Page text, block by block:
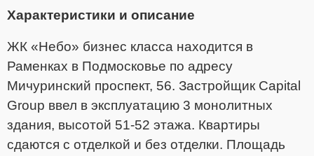
Характеристики и описание
ЖК «Небо» бизнес класса находится в
Раменках в Подмосковье по адресу
Мичуринский проспект, 56. Застройщик Capital
Group ввел в эксплуатацию 3 монолитных
здания, высотой 51-52 этажа. Квартиры
сдаются с отделкой и без отделки. Площадь